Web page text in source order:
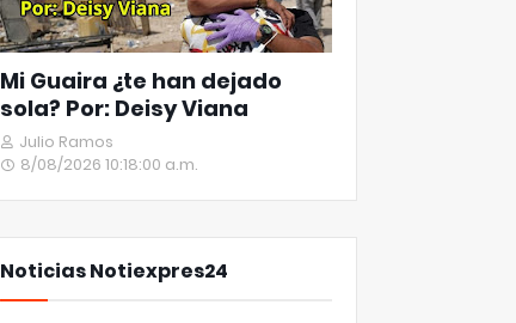
Mi Guaira ¿te han dejado
sola? Por: Deisy Viana
Julio Ramos
8/08/2026 10:18:00 a.m.
Noticias Notiexpres24